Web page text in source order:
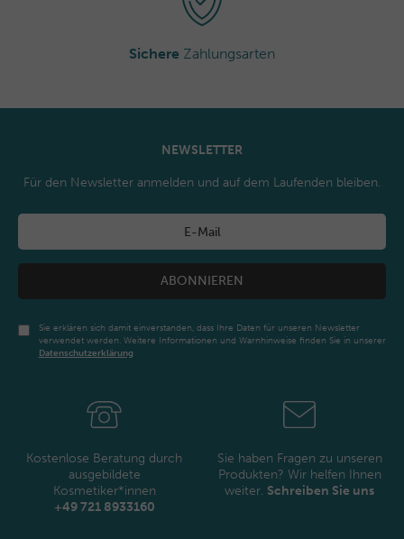
Sichere Zahlungsarten
NEWSLETTER
Für den Newsletter anmelden und auf dem Laufenden bleiben.
ABONNIEREN
Sie erklären sich damit einverstanden, dass Ihre Daten für unseren Newsletter
verwendet werden. Weitere Informationen und Warnhinweise finden Sie in unserer
Daten­schutz­erklärung
Kostenlose Beratung durch
ausgebildete
Kosmetiker*innen
+49 721 8933160
Sie haben Fragen zu unseren
Produkten? Wir helfen Ihnen
weiter. Schreiben Sie uns